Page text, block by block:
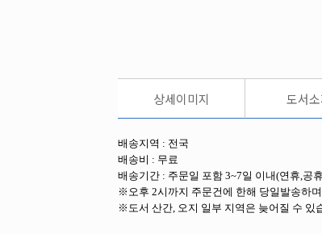
상세이미지 도서
배송지역 : 전국
배송비 : 무료
배송기간 : 주문일 포함 3~7일 이내(연휴,공
※오후 2시까지 주문건에 한해 당일발송하
※도서 산간, 오지 일부 지역은 늦어질 수 있